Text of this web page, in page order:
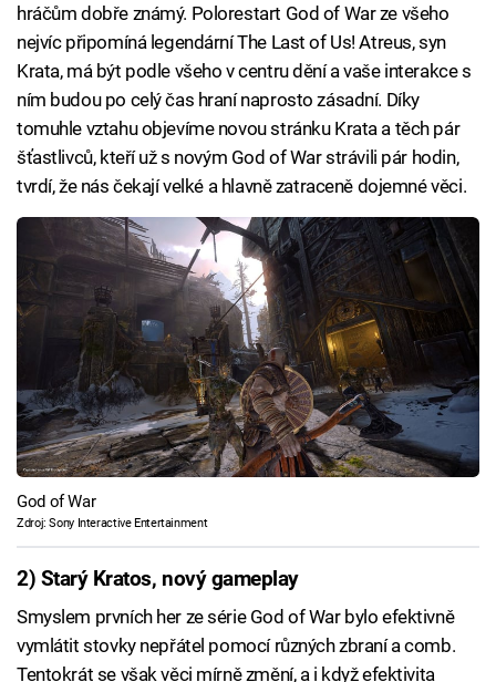
hráčům dobře známý. Polorestart God of War ze všeho
nejvíc připomíná legendární The Last of Us! Atreus, syn
Krata, má být podle všeho v centru dění a vaše interakce s
ním budou po celý čas hraní naprosto zásadní. Díky
tomuhle vztahu objevíme novou stránku Krata a těch pár
šťastlivců, kteří už s novým God of War strávili pár hodin,
tvrdí, že nás čekají velké a hlavně zatraceně dojemné věci.
God of War
Zdroj: Sony Interactive Entertainment
2) Starý Kratos, nový gameplay
Smyslem prvních her ze série God of War bylo efektivně
vymlátit stovky nepřátel pomocí různých zbraní a comb.
Tentokrát se však věci mírně změní, a i když efektivita